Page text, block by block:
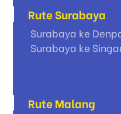
Rute Surabaya
Surabaya ke
Surabaya ke
Rute Malang